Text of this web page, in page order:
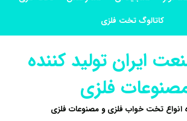
کاتالوگ تخت فلزی
ایران تولید کننده
فلزی
انواع تخت خواب فلزی و مصنوعات فلزی